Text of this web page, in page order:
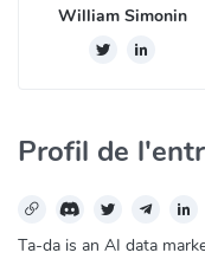
William Simonin
Profil de
Ta-da is an AI data